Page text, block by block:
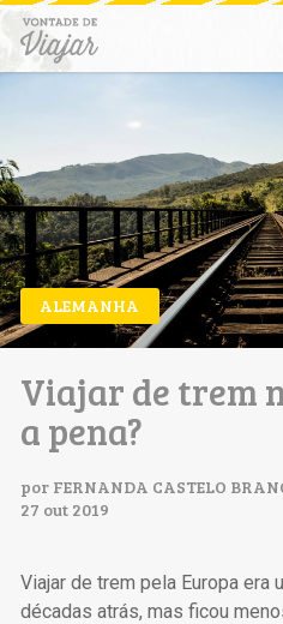
ALEMANHA
Viajar de trem
a pena?
por FERNANDA CASTELO
27 out 2019
Viajar de trem pela Europa era
décadas atrás, mas ficou